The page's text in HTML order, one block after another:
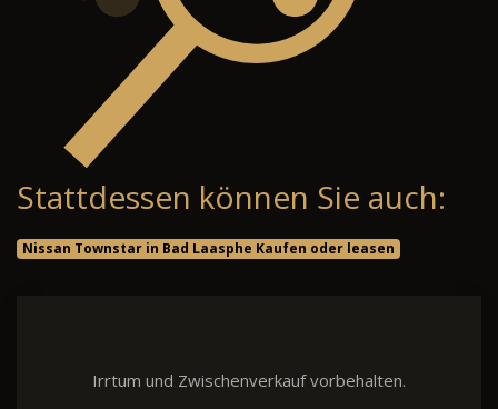
Stattdessen können Sie auch:
Nissan Townstar in Bad Laasphe Kaufen oder leasen
Irrtum und Zwischenverkauf vorbehalten.